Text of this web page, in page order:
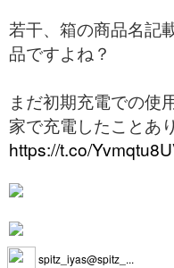
若干、箱の商品名記
品ですよね？
まだ初期充電での使
家で充電したことあ
https://t.co/
spitz_iyas@spitz_...